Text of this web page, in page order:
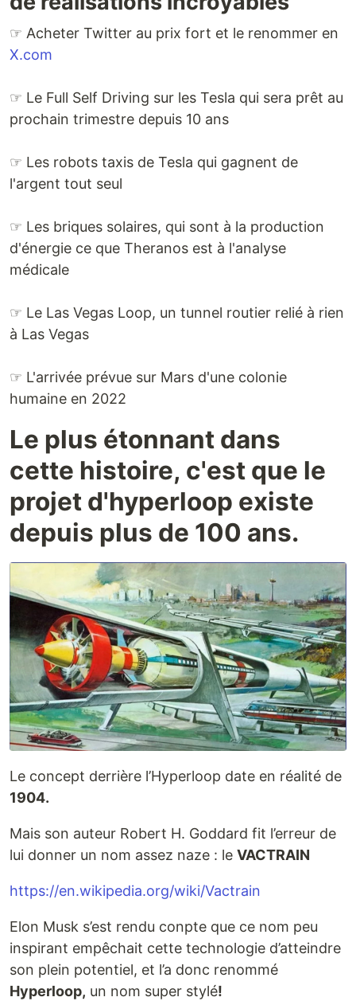
☞ Acheter Twitter au prix fort et le renommer en
X.com
☞ Le Full Self Driving sur les Tesla qui sera prêt au
prochain trimestre depuis 10 ans
☞ Les robots taxis de Tesla qui gagnent de
l'argent tout seul
☞ Les briques solaires, qui sont à la production
d'énergie ce que Theranos est à l'analyse
médicale
☞ Le Las Vegas Loop, un tunnel routier relié à rien
à Las Vegas
☞ L'arrivée prévue sur Mars d'une colonie
humaine en 2022
Le plus étonnant dans
cette histoire, c'est que le
projet d'hyperloop existe
depuis plus de 100 ans.
Le concept derrière l’Hyperloop date en réalité de
1904.
Mais son auteur Robert H. Goddard fit l’erreur de
lui donner un nom assez naze : le VACTRAIN
https://en.wikipedia.org/wiki/Vactrain
Elon Musk s’est rendu conpte que ce nom peu
inspirant empêchait cette technologie d’atteindre
son plein potentiel, et l’a donc renommé
Hyperloop, un nom super stylé!